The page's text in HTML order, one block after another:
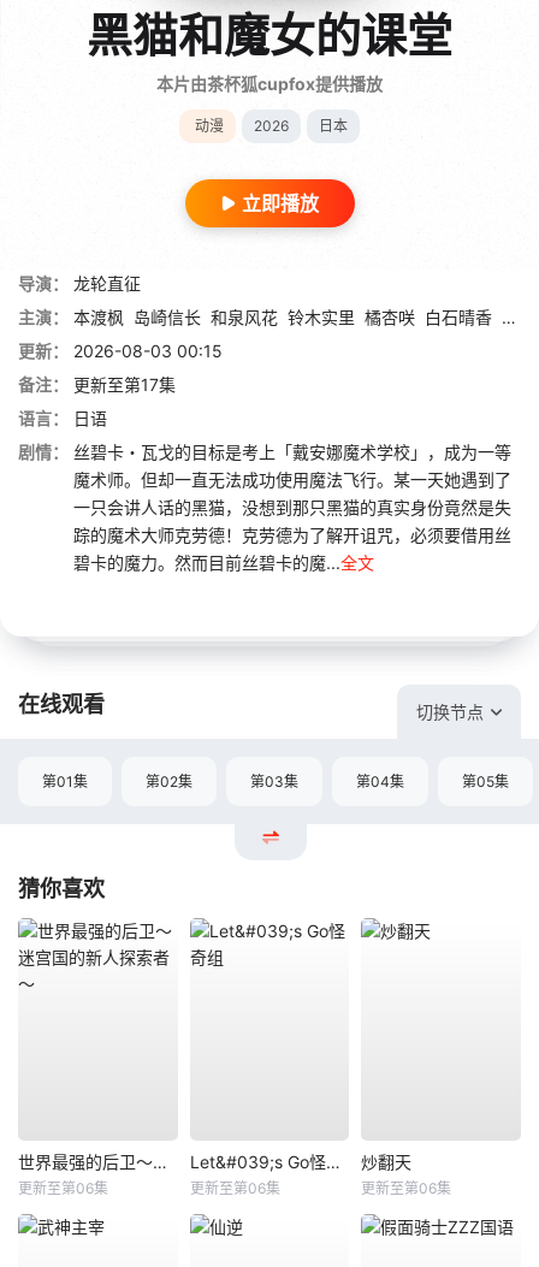
黑猫和魔女的课堂
本片由茶杯狐cupfox提供播放
动漫 2026 日本
立即播放
导演：
龙轮直征
主演：
本渡枫 岛崎信长 和泉风花 铃木实里 橘杏咲 白石晴香 上
更新：
2026-08-03 00:15
备注：
更新至第17集
语言：
日语
剧情：
丝碧卡・瓦戈的目标是考上「戴安娜魔术学校」，成为一等
魔术师。但却一直无法成功使用魔法飞行。某一天她遇到了
一只会讲人话的黑猫，没想到那只黑猫的真实身份竟然是失
踪的魔术大师克劳德！克劳德为了解开诅咒，必须要借用丝
碧卡的魔力。然而目前丝碧卡的魔...全文
在线观看 切换节点
第01集 第02集 第03集 第04集 第05集
猜你喜欢
世界最强的后卫～迷宫国的新人探索者～
更新至第06集
Let&#039;s Go怪奇组
更新至第06集
炒翻天
更新至第06集